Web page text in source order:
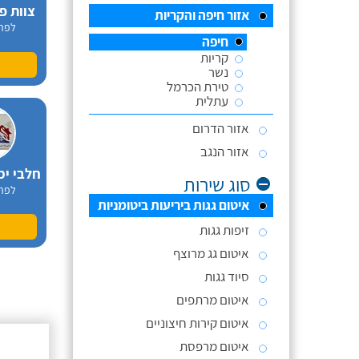
אזור חיפה והקריות
חיפה
קריות
נשר
טירת הכרמל
עתלית
אזור הדרום
אזור הנגב
סוג שירות
איטום גגות ביריעות ביטומניות
זיפות גגות
איטום גג מרוצף
סיוד גגות
איטום מרתפים
איטום קירות חיצוניים
איטום מרפסת
צוות
חלבי